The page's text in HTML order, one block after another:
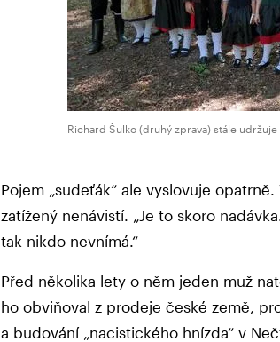
Richard Šulko (druhý zprava) stále
Pojem „sudeťák“ ale vyslovuje
zatížený nenávistí. „Je to skoro
tak nikdo nevnímá.“
Před několika lety o něm jeden muž
ho obviňoval z prodeje české země,
a budování „nacistického hnízda“ v